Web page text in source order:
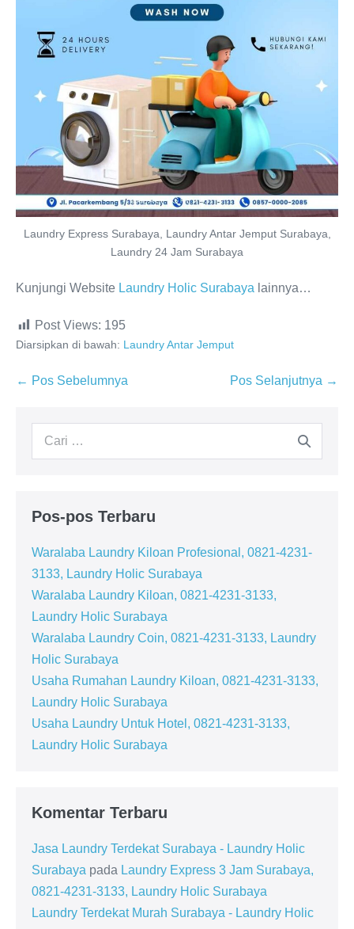
Laundry Express Surabaya, Laundry Antar Jemput Surabaya,
Laundry 24 Jam Surabaya
Kunjungi Website Laundry Holic Surabaya lainnya…
Post Views: 195
Diarsipkan di bawah: Laundry Antar Jemput
Navigasi
← Pos Sebelumnya Pos Selanjutnya →
Pencarian
Pos-pos Terbaru
Waralaba Laundry Kiloan Profesional, 0821-4231-
3133, Laundry Holic Surabaya
Waralaba Laundry Kiloan, 0821-4231-3133,
Laundry Holic Surabaya
Waralaba Laundry Coin, 0821-4231-3133, Laundry
Holic Surabaya
Usaha Rumahan Laundry Kiloan, 0821-4231-3133,
Laundry Holic Surabaya
Usaha Laundry Untuk Hotel, 0821-4231-3133,
Laundry Holic Surabaya
Komentar Terbaru
Jasa Laundry Terdekat Surabaya - Laundry Holic
Surabaya pada Laundry Express 3 Jam Surabaya,
0821-4231-3133, Laundry Holic Surabaya
Laundry Terdekat Murah Surabaya - Laundry Holic